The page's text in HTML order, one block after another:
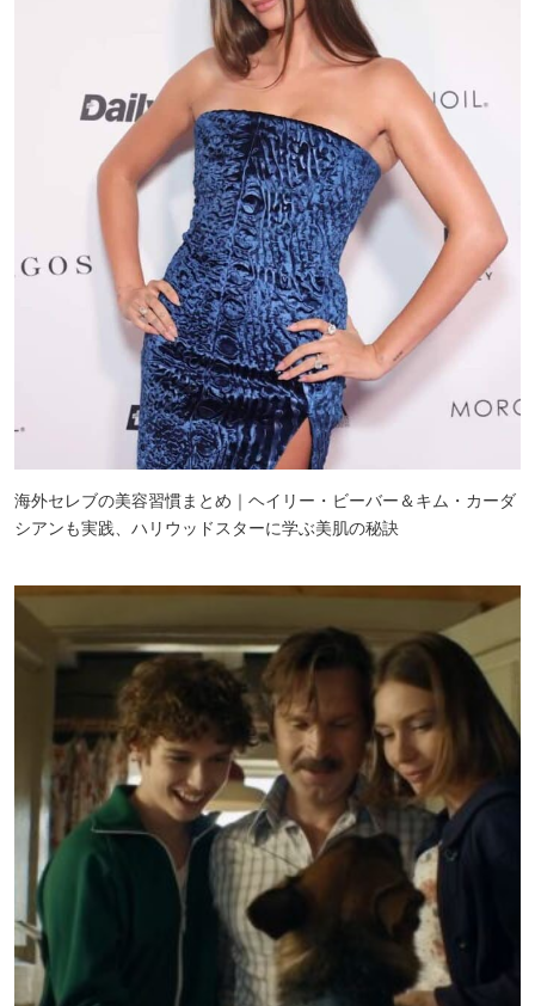
海外セレブの美容習慣まとめ｜ヘイリー・ビーバー＆キム・カーダ
シアンも実践、ハリウッドスターに学ぶ美肌の秘訣